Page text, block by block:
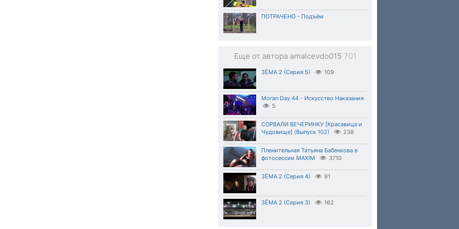
ПОТРАЧЕНО - Подъём
Еще от автора amalcevdo015 701
ЗЁМА 2 (Серия 5) 109
Moran Day 44 - Искусство Наказания
5
СОРВАЛИ ВЕЧЕРИНКУ [Красавица и
Чудовище] (Выпуск 102)
238
Пленительная Татьяна Бабенкова в
фотосессии MAXIM
3710
ЗЁМА 2 (Серия 4) 91
ЗЁМА 2 (Серия 3) 162